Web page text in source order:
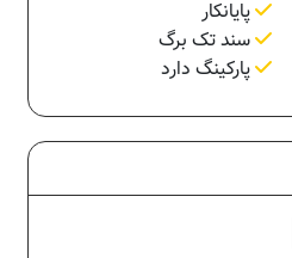
پایانکار
سند تک برگ
پارکینگ دارد